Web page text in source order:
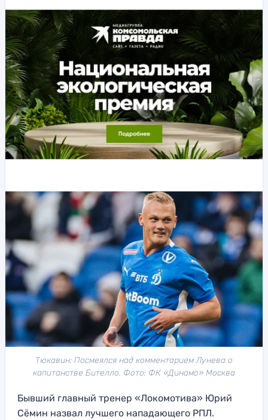
Тюкавин: Посмеялся над комментарием Лунева о
капитанстве Бителло. Фото: ФК «Динамо» Москва
Бывший главный тренер «Локомотива» Юрий
Сёмин назвал лучшего нападающего РПЛ.